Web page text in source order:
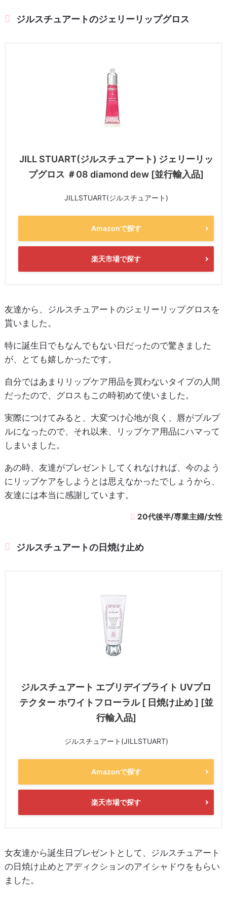
ジルスチュアートのジェリーリップグロス
JILL STUART(ジルスチュアート) ジェリーリッ
プグロス ＃08 diamond dew [並行輸入品]
JILLSTUART(ジルスチュアート)
Amazonで探す
楽天市場で探す
友達から、ジルスチュアートのジェリーリップグロスを
貰いました。
特に誕生日でもなんでもない日だったので驚きました
が、とても嬉しかったです。
自分ではあまりリップケア用品を買わないタイプの人間
だったので、グロスもこの時初めて使いました。
実際につけてみると、大変つけ心地が良く、唇がプルプ
ルになったので、それ以来、リップケア用品にハマって
しまいました。
あの時、友達がプレゼントしてくれなければ、今のよう
にリップケアをしようとは思えなかったでしょうから、
友達には本当に感謝しています。
20代後半/専業主婦/女性
ジルスチュアートの日焼け止め
ジルスチュアート エブリデイブライト UVプロ
テクター ホワイトフローラル [ 日焼け止め ] [並
行輸入品]
ジルスチュアート(JILLSTUART)
Amazonで探す
楽天市場で探す
女友達から誕生日プレゼントとして、ジルスチュアート
の日焼け止めとアディクションのアイシャドウをもらい
ました。